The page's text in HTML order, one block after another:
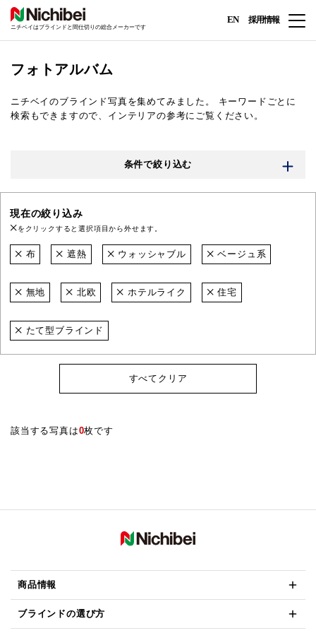
ニチベイはブラインドと間仕切りの総合メーカーです
EN 採用情報
フォトアルバム
ニチベイのブラインド写真を集めてみました。
キーワードごとに
検索もできますので、インテリアの参考にご覧ください。
条件で絞り込む
現在の絞り込み
をクリックすると選択項目から外せます。
布 遮熱 ウォッシャブル ベージュ系
無地 北欧 ホテルライク 住宅
たて型ブラインド
すべてクリア
該当する写真は0枚です
商品情報
ブラインドの選び方